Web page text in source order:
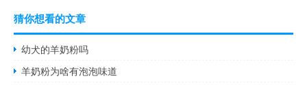
猜你想看的文章
幼犬的羊奶粉吗
羊奶粉为啥有泡泡味道